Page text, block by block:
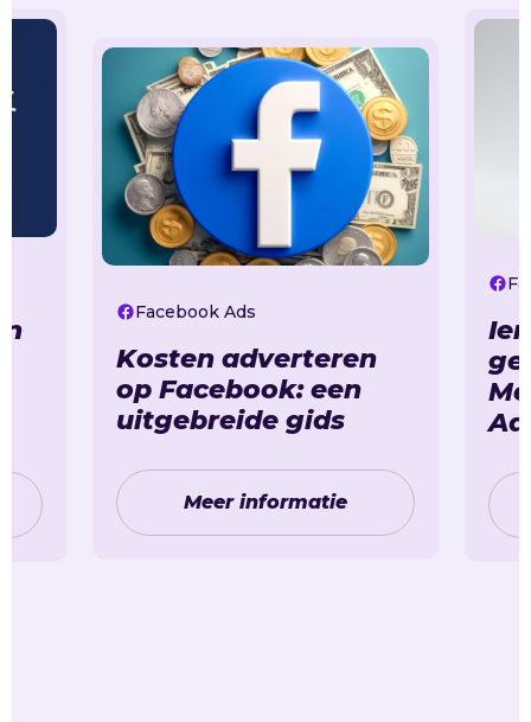
Facebook Ads
Kosten adverteren
op Facebook: een
uitgebreide gids
Meer informatie